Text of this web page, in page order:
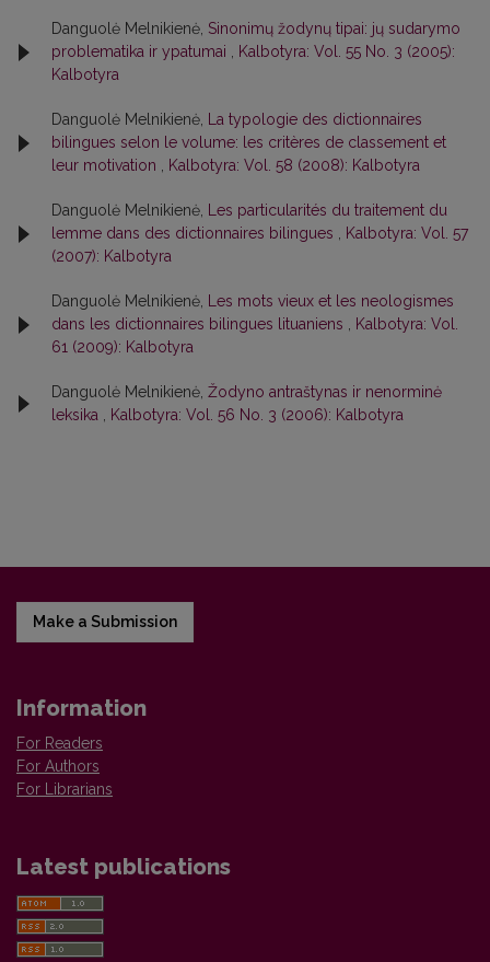
Danguolė Melnikienė, Sinonimų žodynų tipai: jų sudarymo
problematika ir ypatumai
Kalbotyra: Vol. 55 No. 3 (2005):
Kalbotyra
Danguolė Melnikienė,
La typologie des dictionnaires
bilingues selon le volume: les critères de classement et
leur motivation
Kalbotyra: Vol. 58 (2008): Kalbotyra
Danguolė Melnikienė,
Les particularités du traitement du
lemme dans des dictionnaires bilingues
Kalbotyra: Vol. 57
(2007): Kalbotyra
Danguolė Melnikienė,
Les mots vieux et les neologismes
dans les dictionnaires bilingues lituaniens
Kalbotyra: Vol.
61 (2009): Kalbotyra
Danguolė Melnikienė, Žodyno antraštynas ir nenorminė
leksika
Kalbotyra: Vol. 56 No. 3 (2006): Kalbotyra
Make a Submission
Information
For Readers
For Authors
For Librarians
Latest publications